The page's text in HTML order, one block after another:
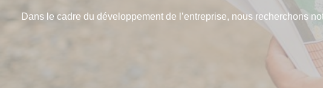
Dans le cadre du développement de l’entreprise, nous recherchons